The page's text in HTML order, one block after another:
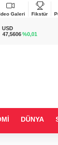
Galeri Fikstür
USD
47,5606 %0,01
DÜNYA